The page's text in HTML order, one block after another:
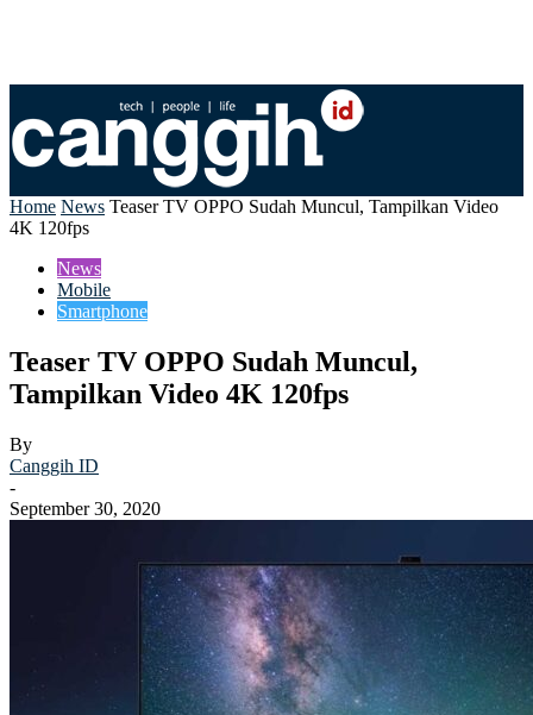
Home News Teaser TV OPPO Sudah Muncul, Tampilkan Video
4K 120fps
News
Mobile
Smartphone
Teaser TV OPPO Sudah Muncul,
Tampilkan Video 4K 120fps
By
Canggih ID
-
September 30, 2020